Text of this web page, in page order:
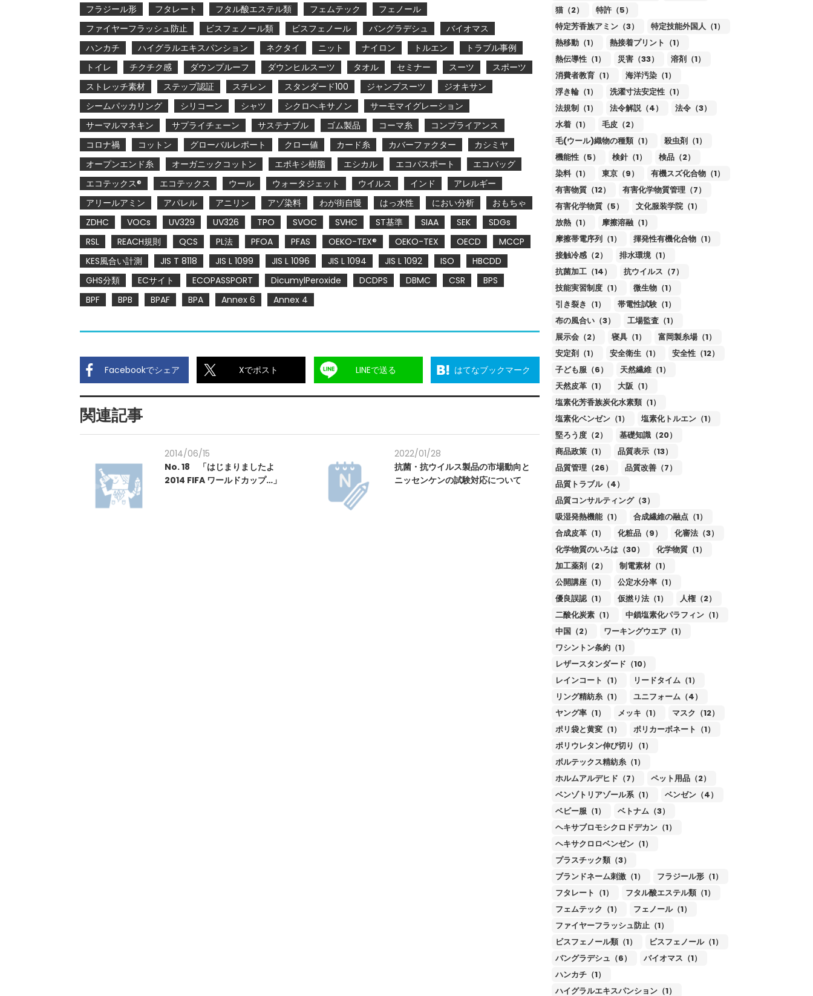
フラジール形
フタレート フタル酸エステル類 フェムテック
フェノール
ファイヤーフラッシュ防止
ビスフェノール類 ビスフェノール バングラデシュ
バイオマス
ハンカチ
ハイグラルエキスパンション ネクタイ ニット ナイロン トルエン
トラブル事例
トイレ
チクチク感 ダウンプルーフ ダウンヒルスーツ タオル セミナー スーツ
スポーツ
ストレッチ素材
ステップ認証 スチレン スタンダード100 ジャンプスーツ
ジオキサン
シームパッカリング
シリコーン シャツ シクロヘキサノン
サーモマイグレーション
サーマルマネキン
サプライチェーン サステナブル ゴム製品 コーマ糸
コンプライアンス
コロナ禍
コットン グローバルレポート クロー値 カード糸 カバーファクター
カシミヤ
オープンエンド糸
オーガニックコットン エポキシ樹脂 エシカル エコパスポート
エコバッグ
エコテックス®
エコテックス ウール ウォータジェット ウイルス インド
アレルギー
アリールアミン
アパレル アニリン アゾ染料 わが街自慢 はっ水性 におい分析
おもちゃ
ZDHC
VOCs UV329 UV326 TPO SVOC SVHC ST基準 SIAA SEK
SDGs
RSL
REACH規則 QCS PL法 PFOA PFAS OEKO-TEX® OEKO-TEX OECD
MCCP
KES風合い計測
JIS T 8118 JIS L 1099 JIS L 1096 JIS L 1094 JIS L 1092 ISO
HBCDD
GHS分類
ECサイト ECOPASSPORT DicumylPeroxide DCDPS DBMC CSR
BPS
BPF
BPB BPAF BPA Annex 6 Annex 4
Facebookでシェア Xでポスト LINEで送る はてなブックマーク
関連記事
2014/06/15
No. 18 「はじまりましたよ
2014 FIFA ワールドカップ…」
2022/01/28
抗菌・抗ウイルス製品の市場動向と
ニッセンケンの試験対応について
猫（2）
特許（5）
特定芳香族アミン（3）
特定技能外国人（1）
熱移動（1）
熱接着プリント（1）
熱伝導性（1）
災害（33）
溶剤（1）
消費者教育（1）
海洋汚染（1）
浮き輪（1）
洗濯寸法安定性（1）
法規制（1）
法令解説（4）
法令（3）
水着（1）
毛皮（2）
毛(ウール)織物の種類（1）
殺虫剤（1）
機能性（5）
検針（1）
検品（2）
染料（1）
東京（9）
有機スズ化合物（1）
有害物質（12）
有害化学物質管理（7）
有害化学物質（5）
文化服装学院（1）
放熱（1）
摩擦溶融（1）
摩擦帯電序列（1）
揮発性有機化合物（1）
接触冷感（2）
排水環境（1）
抗菌加工（14）
抗ウイルス（7）
技能実習制度（1）
微生物（1）
引き裂き（1）
帯電性試験（1）
布の風合い（3）
工場監査（1）
展示会（2）
寝具（1）
富岡製糸場（1）
安定剤（1）
安全衛生（1）
安全性（12）
子ども服（6）
天然繊維（1）
天然皮革（1）
大阪（1）
塩素化芳香族炭化水素類（1）
塩素化ベンゼン（1）
塩素化トルエン（1）
堅ろう度（2）
基礎知識（20）
商品政策（1）
品質表示（13）
品質管理（26）
品質改善（7）
品質トラブル（4）
品質コンサルティング（3）
吸湿発熱機能（1）
合成繊維の融点（1）
合成皮革（1）
化粧品（9）
化審法（3）
化学物質のいろは（30）
化学物質（1）
加工薬剤（2）
制電素材（1）
公開講座（1）
公定水分率（1）
優良誤認（1）
仮撚り法（1）
人権（2）
二酸化炭素（1）
中鎖塩素化パラフィン（1）
中国（2）
ワーキングウエア（1）
ワシントン条約（1）
レザースタンダード（10）
レインコート（1）
リードタイム（1）
リング精紡糸（1）
ユニフォーム（4）
ヤング率（1）
メッキ（1）
マスク（12）
ポリ袋と黄変（1）
ポリカーボネート（1）
ポリウレタン伸び切り（1）
ボルテックス精紡糸（1）
ホルムアルデヒド（7）
ペット用品（2）
ベンゾトリアゾール系（1）
ベンゼン（4）
ベビー服（1）
ベトナム（3）
ヘキサブロモシクロドデカン（1）
ヘキサクロロベンゼン（1）
プラスチック類（3）
ブランドネーム刺激（1）
フラジール形（1）
フタレート（1）
フタル酸エステル類（1）
フェムテック（1）
フェノール（1）
ファイヤーフラッシュ防止（1）
ビスフェノール類（1）
ビスフェノール（1）
バングラデシュ（6）
バイオマス（1）
ハンカチ（1）
ハイグラルエキスパンション（1）